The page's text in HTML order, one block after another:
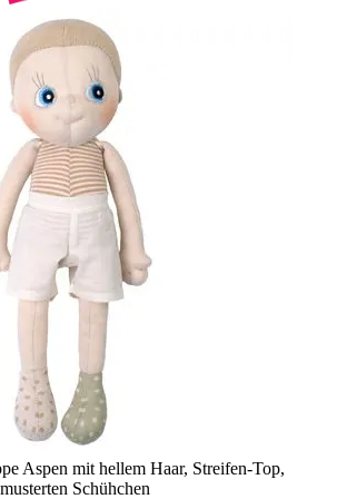
Aspen mit hellem Haar, Streifen-Top,
Schühchen